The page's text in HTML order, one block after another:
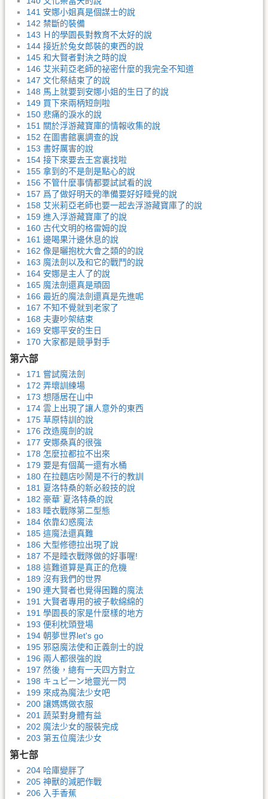
141 安娜小姐真是個謀士的說
142 禁斷的裝備
143 Ｈ的學園長對教育不太好的說
144 接近於兔女郎裝的東西的說
145 和大賢者對決之時的說
146 艾米莉亞老師的祕密什麼的我完全不知道
147 文化祭結束了的說
148 馬上就要到安娜小姐的生日了的說
149 買下來兩柄短劍啦
150 悲痛的淚水的說
151 關於浮游藏寶庫的情報收集的說
152 在圖書館裏調查的說
153 書好厲害的說
154 接下來要去王宮裏找啦
155 拿到的不是劍是點心的說
156 不管什麼事情都要試試看的說
157 爲了做好明天的準備要好好睡覺的說
158 艾米莉亞老師也要一起去浮游藏寶庫了的說
159 進入浮游藏寶庫了的說
160 古代文明的格雷姆的說
161 邊喝果汁邊休息的說
162 像是曬抱枕大會之類的的說
163 魔法劍以及和它的戰鬥的說
164 安娜是主人了的說
165 魔法劍還真是頑固
166 最近的魔法劍還真是先進呢
167 不知不覺就到老家了
168 夫妻吵架結束
169 安娜平安的生日
170 大家都是競爭對手
第六部
171 嘗試魔法劍
172 弄壞訓練場
173 想隱居在山中
174 雲上出現了讓人意外的東西
175 草原特訓的說
176 改造魔劍的說
177 安娜桑真的很強
178 怎麼拉都拉不出來
179 要是有個萬一還有水桶
180 在拉麵店吵鬧是不行的教訓
181 夏洛特桑的新必殺技的說
182 豪華˙夏洛特桑的說
183 睡衣戰隊第二型態
184 依靠幻惑魔法
185 這魔法還真難
186 大型修德拉出現了說
187 不是睡衣戰隊做的好事喔!
188 這難道算是真正的危機
189 沒有我們的世界
190 連大賢者也覺得困難的魔法
191 大賢者專用的被子軟綿綿的
191 學園長的家是什麼樣的地方
193 便利枕頭登場
194 朝夢世界let's go
195 邪惡魔法使和正義劍士的說
196 兩人都很強的說
197 然後，總有一天四方對立
198 キュピーン地靈光一閃
199 來成為魔法少女吧
200 讓媽媽做衣服
201 蔬菜對身體有益
202 魔法少女的服裝完成
203 第五位魔法少女
第七部
204 哈庫變胖了
205 神獸的減肥作戰
206 入手香蕉